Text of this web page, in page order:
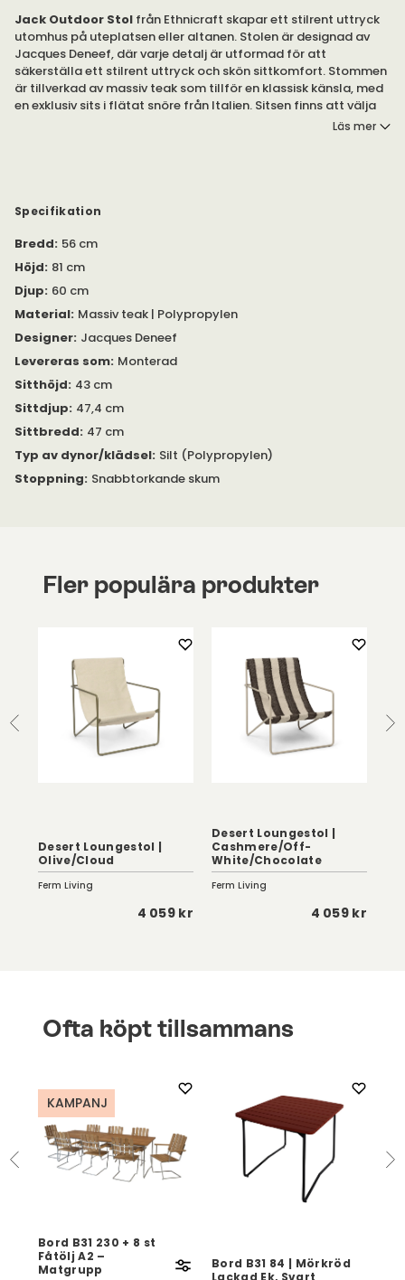
Jack Outdoor Stol från Ethnicraft skapar ett stilrent uttryck
utomhus på uteplatsen eller altanen. Stolen är designad av
Jacques Deneef, där varje detalj är utformad för att
säkerställa ett stilrent uttryck och skön sittkomfort. Stommen
är tillverkad av massiv teak som tillför en klassisk känsla, med
en exklusiv sits i flätat snöre från Italien. Sitsen finns att välja
Italien är resistent mot mögel, bakterier och klor samt
snabbtorkande skum.
Höjd från golv till armstöd: 65 centimeter.
Läs mer
Specifikation
Bredd: 56 cm
Höjd: 81 cm
Djup: 60 cm
Material: Massiv teak | Polypropylen
Designer: Jacques Deneef
Levereras som: Monterad
Sitthöjd: 43 cm
Sittdjup: 47,4 cm
Sittbredd: 47 cm
Typ av dynor/klädsel: Silt (Polypropylen)
Stoppning: Snabbtorkande skum
Fler populära produkter
Desert Loungestol |
Olive/Cloud
Ferm Living
4 059 kr
Desert Loungestol |
Cashmere/Off-
White/Chocolate
Ferm Living
4 059 kr
Ofta köpt tillsammans
KAMPANJ
Bord B31 230 + 8 st
Fåtölj A2 –
Matgrupp
Bord B31 84 | Mörkröd
Lackad Ek, Svart